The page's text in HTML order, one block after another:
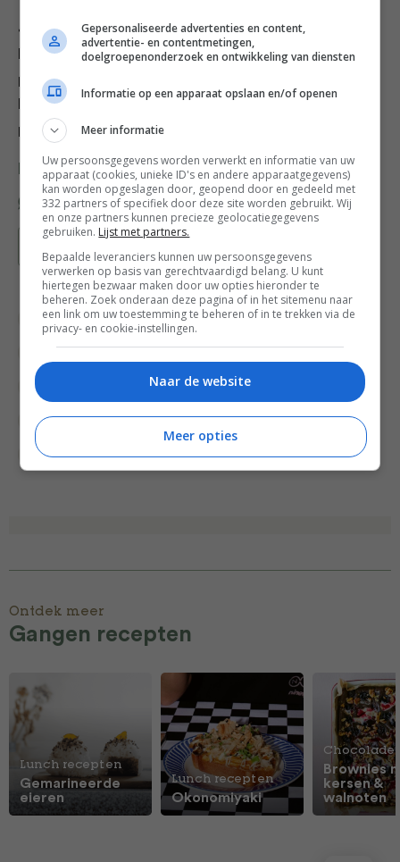
4. Stel je burgers samen: begin met een
beetje yoghurt, dan wat slablaadjes, de lamsschijf,
plakjes halloumi en wat salsa. Leg de bovenkant van
het broodje erop, steek er een prikker door en geef de
pepers en olijven erbij.
Deel dit recept
Gangen Gelegenheid Griekse recepten
Kinderfeestje recepten Kinderrecepten
Lamsvlees Leuke recepten voor kinderen
Lunchgerecht Recepten
Ontdek meer
Gangen recepten
Lunch recepten
Gemarineerde
eieren
Lunch recepten
Okonomiyaki
Chocolade
Brownies
kersen &
walnoten
Gepersonaliseerde advertenties en content,
advertentie- en contentmetingen,
doelgroepenonderzoek en ontwikkeling van diensten
Informatie op een apparaat opslaan en/of openen
Meer informatie
Uw persoonsgegevens worden verwerkt en informatie van uw
apparaat (cookies, unieke ID's en andere apparaatgegevens)
kan worden opgeslagen door, geopend door en gedeeld met
332 partners of specifiek door deze site worden gebruikt. Wij
en onze partners kunnen precieze geolocatiegegevens
gebruiken. Lijst met partners.
Bepaalde leveranciers kunnen uw persoonsgegevens
verwerken op basis van gerechtvaardigd belang. U kunt
hiertegen bezwaar maken door uw opties hieronder te
beheren. Zoek onderaan deze pagina of in het sitemenu naar
een link om uw toestemming te beheren of in te trekken via de
privacy- en cookie-instellingen.
Naar de website
Meer opties